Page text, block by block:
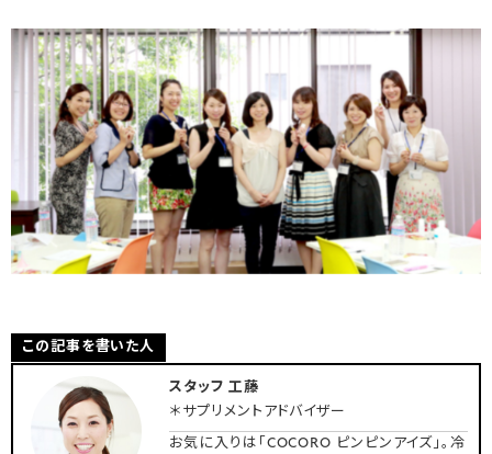
この記事を書いた人
スタッフ 工藤
＊サプリメントアドバイザー
お気に入りは「COCORO ピンピンアイズ」。冷